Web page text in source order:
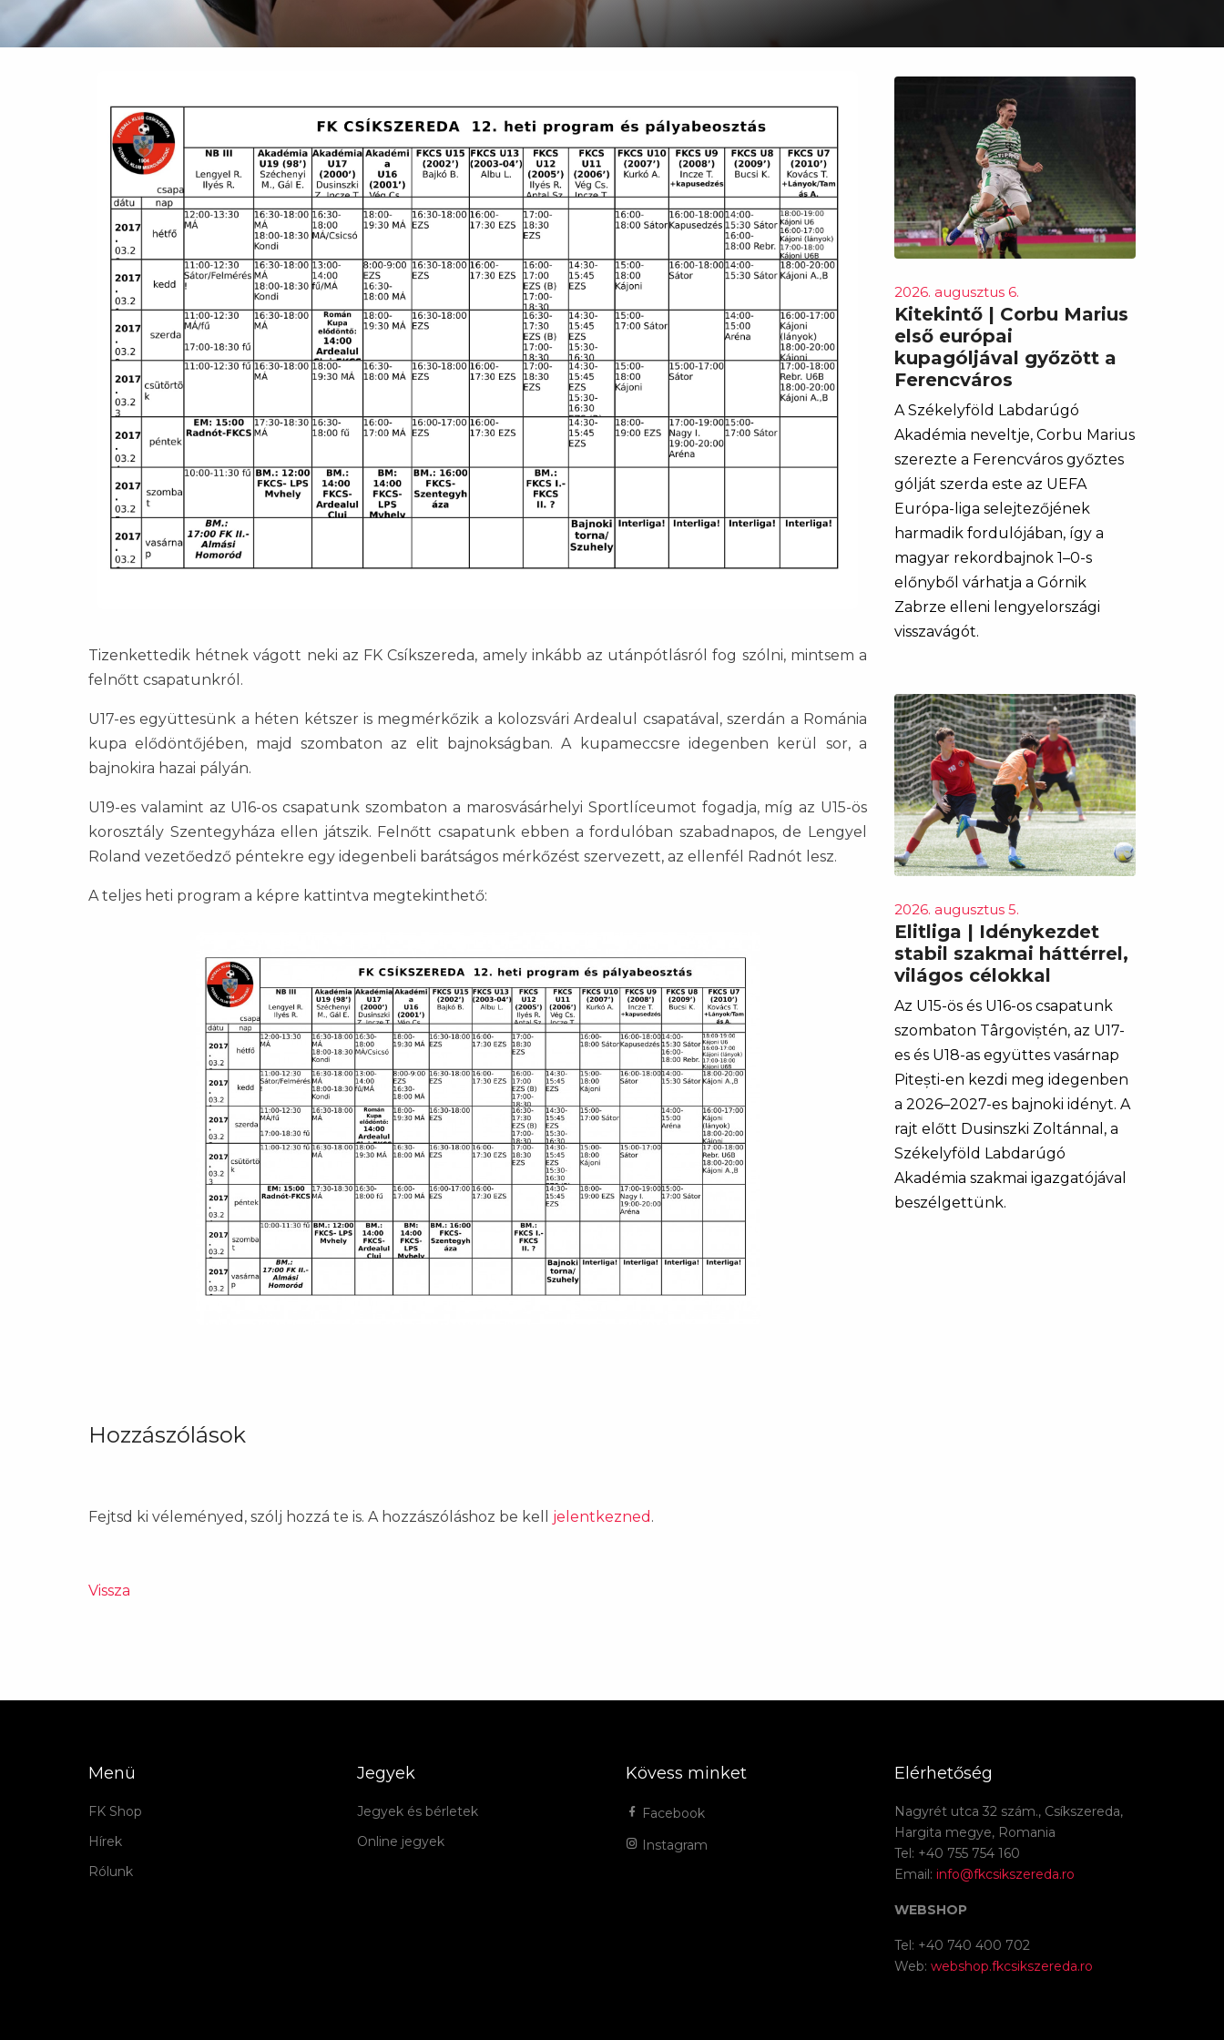
Tizenkettedik hétnek vágott neki az FK Csíkszereda, amely inkább az utánpótlásról fog szólni, mintsem a
felnőtt csapatunkról.
U17-es együttesünk a héten kétszer is megmérkőzik a kolozsvári Ardealul csapatával, szerdán a Románia
kupa elődöntőjében, majd szombaton az elit bajnokságban. A kupameccsre idegenben kerül sor, a
bajnokira hazai pályán.
U19-es valamint az U16-os csapatunk szombaton a marosvásárhelyi Sportlíceumot fogadja, míg az U15-ös
korosztály Szentegyháza ellen játszik. Felnőtt csapatunk ebben a fordulóban szabadnapos, de Lengyel
Roland vezetőedző péntekre egy idegenbeli barátságos mérkőzést szervezett, az ellenfél Radnót lesz.
A teljes heti program a képre kattintva megtekinthető:
2026. augusztus 6.
Kitekintő | Corbu Marius
első európai
kupagóljával győzött a
Ferencváros
A Székelyföld Labdarúgó
Akadémia neveltje, Corbu Marius
szerezte a Ferencváros győztes
gólját szerda este az UEFA
Európa-liga selejtezőjének
harmadik fordulójában, így a
magyar rekordbajnok 1–0-s
előnyből várhatja a Górnik
Zabrze elleni lengyelországi
visszavágót.
2026. augusztus 5.
Elitliga | Idénykezdet
stabil szakmai háttérrel,
világos célokkal
Az U15-ös és U16-os csapatunk
szombaton Târgoviștén, az U17-
es és U18-as együttes vasárnap
Pitești-en kezdi meg idegenben
a 2026–2027-es bajnoki idényt. A
rajt előtt Dusinszki Zoltánnal, a
Székelyföld Labdarúgó
Akadémia szakmai igazgatójával
beszélgettünk.
Hozzászólások
Fejtsd ki véleményed, szólj hozzá te is. A hozzászóláshoz be kell jelentkezned .
Vissza
Menü
FK Shop
Hírek
Rólunk
Jegyek
Jegyek és bérletek
Online jegyek
Kövess minket
Facebook
Instagram
Elérhetőség
Nagyrét utca 32 szám., Csíkszereda,
Hargita megye, Romania
Tel: +40 755 754 160
Email: info@fkcsikszereda.ro
WEBSHOP
Tel: +40 740 400 702
Web: webshop.fkcsikszereda.ro